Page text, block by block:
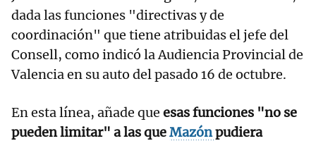
dada las funciones "directivas y de
coordinación" que tiene atribuidas el jefe del
Consell, como indicó la Audiencia Provincial de
Valencia en su auto del pasado 16 de octubre.
En esta línea, añade que esas funciones "no se
pueden limitar" a las queMazónpudiera